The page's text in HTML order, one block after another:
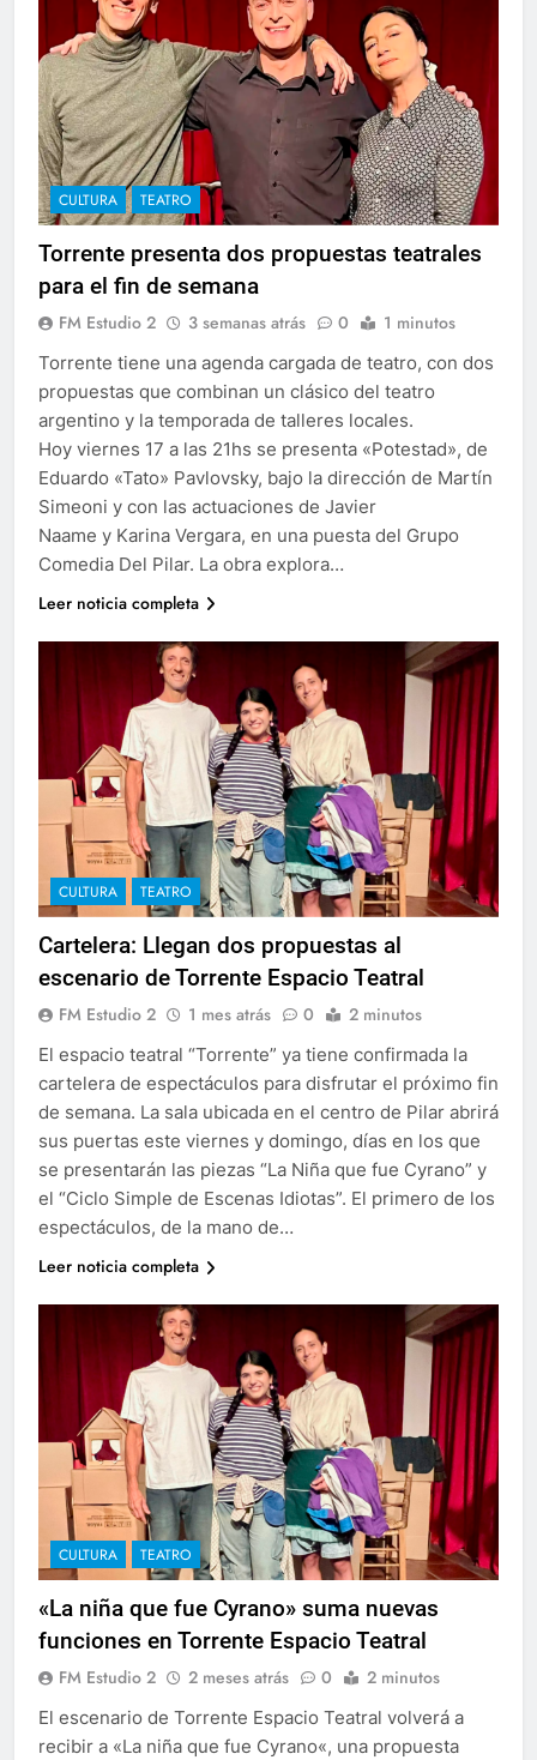
CULTURA TEATRO
Torrente presenta dos propuestas teatrales
para el fin de semana
FM Estudio 2 3 semanas atrás 0 1 minutos
Torrente tiene una agenda cargada de teatro, con dos
propuestas que combinan un clásico del teatro
argentino y la temporada de talleres locales.
Hoy viernes 17 a las 21hs se presenta «Potestad», de
Eduardo «Tato» Pavlovsky, bajo la dirección de Martín
Simeoni y con las actuaciones de Javier
Naame y Karina Vergara, en una puesta del Grupo
Comedia Del Pilar. La obra explora…
Leer noticia completa
CULTURA TEATRO
Cartelera: Llegan dos propuestas al
escenario de Torrente Espacio Teatral
FM Estudio 2 1 mes atrás 0 2 minutos
El espacio teatral “Torrente” ya tiene confirmada la
cartelera de espectáculos para disfrutar el próximo fin
de semana. La sala ubicada en el centro de Pilar abrirá
sus puertas este viernes y domingo, días en los que
se presentarán las piezas “La Niña que fue Cyrano” y
el “Ciclo Simple de Escenas Idiotas”. El primero de los
espectáculos, de la mano de…
Leer noticia completa
CULTURA TEATRO
«La niña que fue Cyrano» suma nuevas
funciones en Torrente Espacio Teatral
FM Estudio 2 2 meses atrás 0 2 minutos
El escenario de Torrente Espacio Teatral volverá a
recibir a «La niña que fue Cyrano«, una propuesta